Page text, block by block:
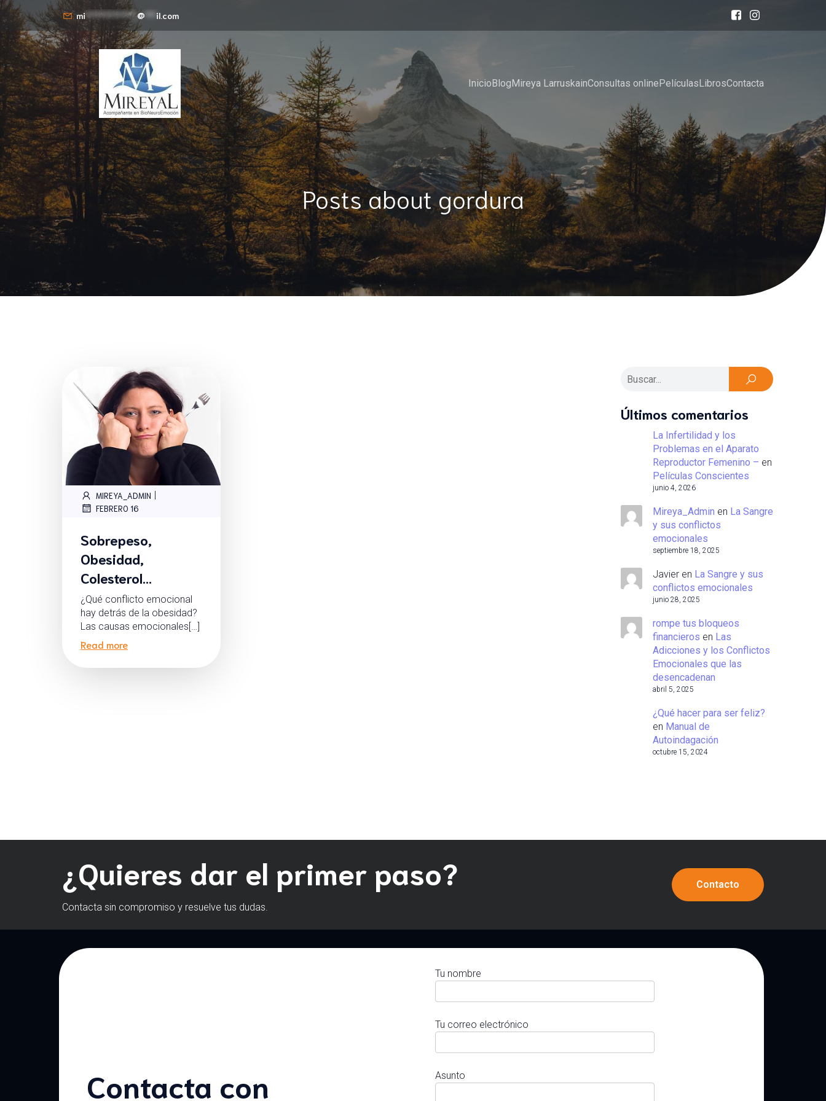
mi**************@ il.com
InicioBlogMireya LarruskainConsultas onlinePelículasLibrosContacta
Posts about gordura
MIREYA_ADMIN
FEBRERO 16
Sobrepeso,
Obesidad,
Colesterol…
¿Qué conflicto emocional
hay detrás de la obesidad?
Las causas emocionales[…]
Read more
Últimos comentarios
La Infertilidad y los
Problemas en el Aparato
Reproductor Femenino – en
Películas Conscientes
junio 4, 2026
Mireya_Admin en La Sangre
y sus conflictos
emocionales
septiembre 18, 2025
Javier en La Sangre y sus
conflictos emocionales
junio 28, 2025
rompe tus bloqueos
financieros en Las
Adicciones y los Conflictos
Emocionales que las
desencadenan
abril 5, 2025
¿Qué hacer para ser feliz?
en Manual de
Autoindagación
octubre 15, 2024
¿Quieres dar el primer paso?
Contacta sin compromiso y resuelve tus dudas.
Contacto
Contacta con
Tu nombre
Tu correo electrónico
Asunto